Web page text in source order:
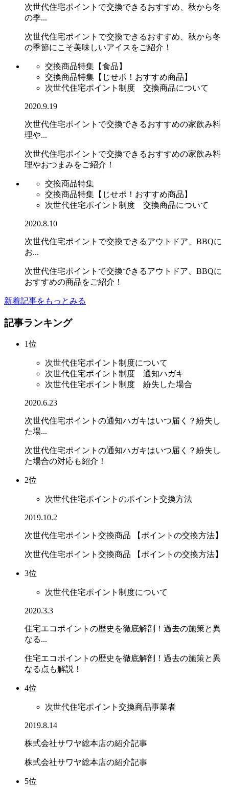
次世代住宅ポイントで交換できるおすすめ、秋から冬
の季...
次世代住宅ポイントで交換できるおすすめ、秋から冬
の季節にこそ美味しいアイスをご紹介！
交換商品特集【食品】
交換商品特集【じせポ！おすすめ商品】
次世代住宅ポイント制度 交換商品について
2020.9.19
次世代住宅ポイントで交換できるおすすめの家飲み料
理や...
次世代住宅ポイントで交換できるおすすめの家飲み料
理やおつまみをご紹介！
交換商品特集
交換商品特集【じせポ！おすすめ商品】
次世代住宅ポイント制度 交換商品について
2020.8.10
次世代住宅ポイントで交換できるアウトドア、BBQに
お...
次世代住宅ポイントで交換できるアウトドア、BBQに
おすすめの商品をご紹介！
新着記事をもっとみる
記事ランキング
1位
次世代住宅ポイント制度について
次世代住宅ポイント制度 通知ハガキ
次世代住宅ポイント制度 紛失した場合
2020.6.23
次世代住宅ポイントの通知ハガキはいつ届く？紛失し
た場...
次世代住宅ポイントの通知ハガキはいつ届く？紛失し
た場合の対応も紹介！
2位
次世代住宅ポイントのポイント交換方法
2019.10.2
次世代住宅ポイント交換商品 【ポイントの交換方法】
次世代住宅ポイント交換商品 【ポイントの交換方法】
3位
次世代住宅ポイント制度について
2020.3.3
住宅エコポイントの歴史を徹底解剖！過去の施策と異
なる...
住宅エコポイントの歴史を徹底解剖！過去の施策と異
なる点も解説！
4位
次世代住宅ポイント交換商品事業者
2019.8.14
株式会社サワヤ総本店の紹介記事
株式会社サワヤ総本店の紹介記事
5位